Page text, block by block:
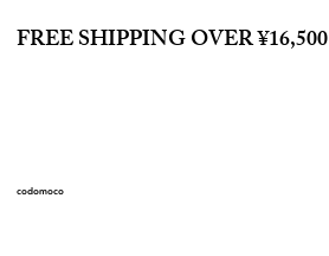
FREE SHIPPING OVER ¥16,500
codomoco